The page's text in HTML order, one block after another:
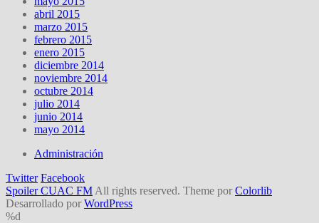
abril 2015
marzo 2015
febrero 2015
enero 2015
diciembre 2014
noviembre 2014
octubre 2014
julio 2014
junio 2014
mayo 2014
Administración
Twitter Facebook
Spoiler CUAC FM All rights reserved. Theme por Colorlib
Desarrollado por WordPress
%d